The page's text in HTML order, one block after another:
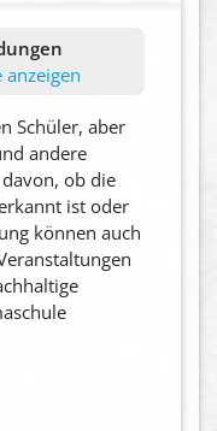
Schüler, aber
andere
ob die
ist oder
können auch